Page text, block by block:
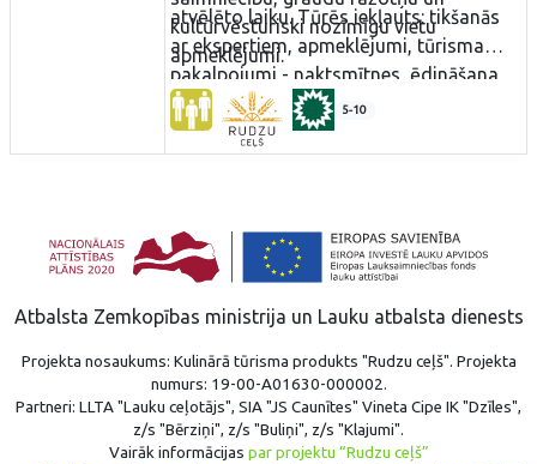
kultūrvēsturiski nozīmīgu vietu
apmeklējumi.
atvēlēto laiku. Tūrēs iekļauts: tikšanās
ar ekspertiem, apmeklējumi, tūrisma
pakalpojumi - naktsmītnes, ēdināšana,
apskates vietas, autobusu īre, gidi.
5-10
Atbalsta Zemkopības ministrija un Lauku atbalsta dienests
Projekta nosaukums: Kulinārā tūrisma produkts "Rudzu ceļš". Projekta
numurs: 19-00-A01630-000002.
Partneri: LLTA "Lauku ceļotājs", SIA "JS Caunītes" Vineta Cipe IK "Dzīles",
z/s "Bērziņi", z/s "Buliņi", z/s "Klajumi".
Vairāk informācijas par projektu “Rudzu ceļš”